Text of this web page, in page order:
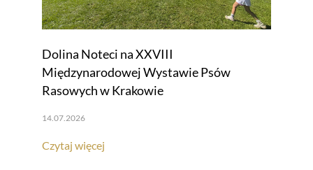
Dolina Noteci na XXVIII
Międzynarodowej Wystawie Psów
Rasowych w Krakowie
14.07.2026
Czytaj więcej